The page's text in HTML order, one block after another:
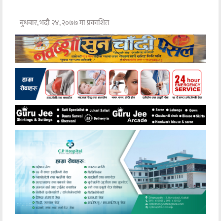
बुधबार, भदौ २४, २०७७ मा प्रकाशित